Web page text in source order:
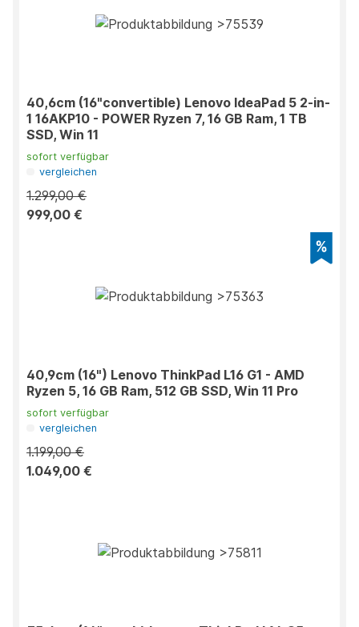
40,6cm (16"convertible) Lenovo IdeaPad 5 2-in-
1 16AKP10 - POWER Ryzen 7, 16 GB Ram, 1 TB
SSD, Win 11
sofort verfügbar
vergleichen
1.299,00 €
999,00 €
40,9cm (16") Lenovo ThinkPad L16 G1 - AMD
Ryzen 5, 16 GB Ram, 512 GB SSD, Win 11 Pro
sofort verfügbar
vergleichen
1.199,00 €
1.049,00 €